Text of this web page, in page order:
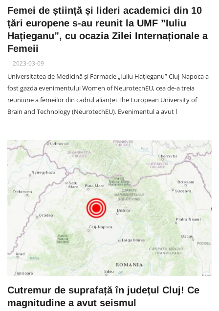
Femei de știință și lideri academici din 10
țări europene s-au reunit la UMF ”Iuliu
Hațieganu”, cu ocazia Zilei Internaționale a
Femeii
2023-03-09
Universitatea de Medicină și Farmacie „Iuliu Hațieganu” Cluj-Napoca a
fost gazda evenimentului Women of NeurotechEU, cea de-a treia
reuniune a femeilor din cadrul alianței The European University of
Brain and Technology (NeurotechEU). Evenimentul a avut l
Cutremur de suprafață în judeţul Cluj! Ce
magnitudine a avut seismul